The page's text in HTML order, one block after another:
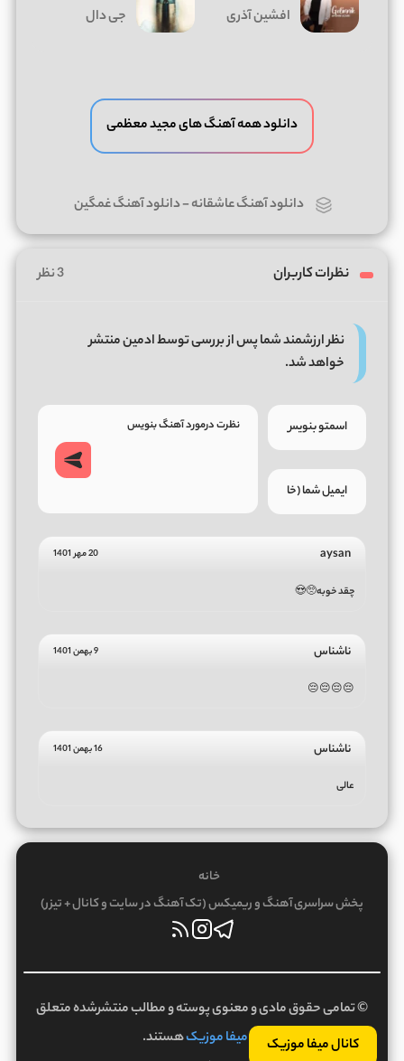
کانال میفا موزیک
افشین آذری جی دال
دانلود همه آهنگ های مجید معظمی
دانلود آهنگ عاشقانه-دانلود آهنگ غمگین
نظرات کاربران 3 نظر
نظر ارزشمند شما پس از بررسی توسط ادمین منتشر
خواهد شد.
aysan 20 مهر 1401
چقد خوبه🥺😍
ناشناس 9 بهمن 1401
😔😔😔😔
ناشناس 16 بهمن 1401
عالی
خانه
پخش سراسری آهنگ و ریمیکس (تک آهنگ در سایت و کانال + تیزر)
© تمامی حقوق مادی و معنوی پوسته و مطالب منتشرشده متعلق
بهمیفا موزیکهستند.